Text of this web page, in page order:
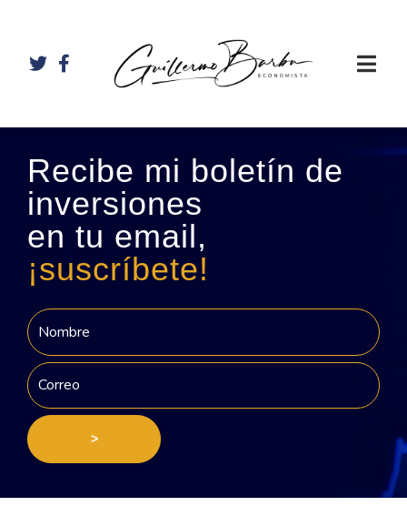
Recibe mi boletín de
inversiones
en tu email,
¡suscríbete!
>